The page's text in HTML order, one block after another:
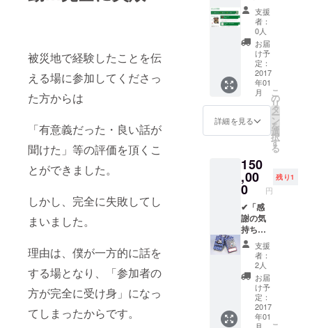
被災地で経験したことを伝
える場に参加してくださっ
た方からは
「有意義だった・良い話が
聞けた」等の評価を頂くこ
とができました。
しかし、完全に失敗してし
まいました。
理由は、僕が一方的に話を
する場となり、「参加者の
方が完全に受け身」になっ
てしまったからです。
災トラ
ンプを
同封さ
せて頂
きま
す。
いたこ
とに対
する感
謝を
持って
制作に
励みま
す。 無
事、制
作が完
了した
せて頂
き、 支
援者の
して、
Funder
ステッ
カー
（白・
青・ス
ペシャ
ル）、
横浜
版・防
災トラ
✔「 オ
フィ
シャル
サイト
にお名
前を記
載」
✔「横
浜版・
防災ト
ランプ
ンプ
ワーク
ショッ
プ開催
権」
======
======
======
======
==== お
返し品
説明 ご
支援頂
いたこ
とに対
✔「サ
ンクス
ター」
✔「Fun
derス
テッ
カー
(白)」
✔「Fun
derス
テッ
✔「Fun
derス
テッ
カー(ス
ペシャ
ル)」
✔「 オ
フィ
シャル
サイト
にお名
前を記
載」
✔「横
浜版・
支援
者：
0人
お届
け予
定：
2017
年01
月
詳細を見る
こ
の
リ
タ
ー
ン
を
選
択
す
る
150
,00
0 円
残り1
✔「感
謝の気
持ち」
✔「サ
ンクス
ター」
✔「Fun
derス
テッ
カー
支援
者：
2人
お届
け予
定：
2017
年01